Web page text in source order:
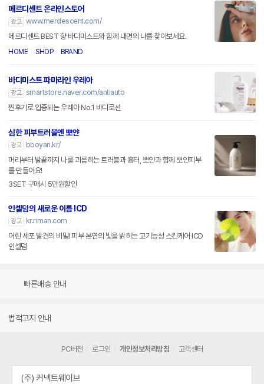
메르디센트 온라인스토어
광고 www.merdescent.com/
메르디센트 BEST 향 바디미스트와 함께 내면의 나를 찾아보세요.
HOME SHOP BRAND
바디미스트 파마라인 우레아
광고 smartstore.naver.com/antiauto
찐후기로 입증되는 우레아 No.1 바디로션
심한 피부트러블엔 뽀얀
광고
bboyan.kr/
머리부터 발끝까지 나를 괴롭히는 트러블과 흉터, 뽀얀과 함께 뽀얀피부
를 만들어요!
3SET 구매시 5만원할인
인셀덤의 새로운 이름 ICD
광고
kr.riman.com
어린 세포 발견의 비밀! 피부 본연의 빛을 밝히는 고기능성 스킨케어 ICD
인셀덤
빠른배송 안내
법적고지 안내
PC버전 로그인 개인정보처리방침 고객센터
(주) 커넥트웨이브